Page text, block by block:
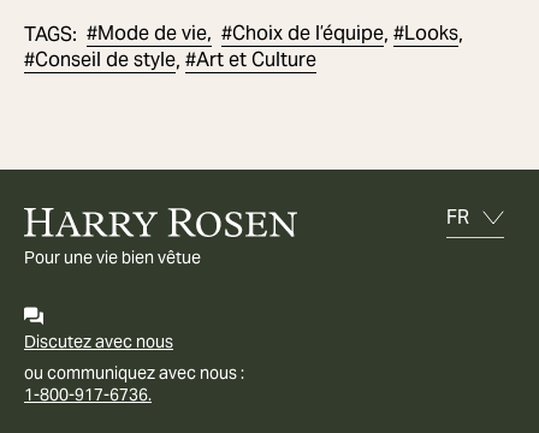
TAGS: #Mode de vie, #Choix de l’équipe, #Looks,
#Conseil de style, #Art et Culture
Pour une vie bien vêtue
Discutez avec nous
ou communiquez avec nous :
1-800-917-6736.